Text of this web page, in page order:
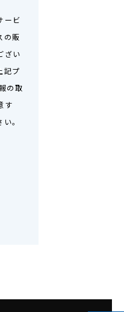
ービ
の販
ざい
記プ
の取
す
。